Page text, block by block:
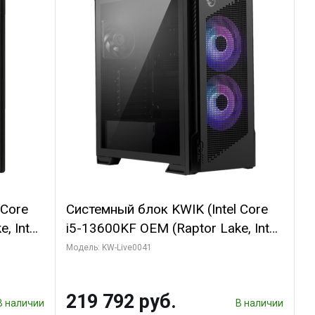
Intel
наличии
Системный блок KWIK (Intel Core
i5-13600KF OEM (Raptor Lake, Intel
7, C14 8EC/6PC/ 16 ГБ ОЗУ (2
256bit 3xDP HD/ 512 ГБ SSD)
Модель: KW-Live0041
219 792 руб. В наличии